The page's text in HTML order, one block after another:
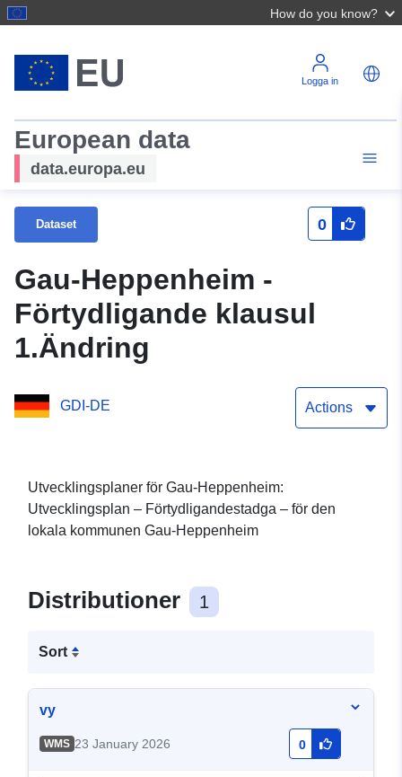
How do you know?
Logga in
European data
data.europa.eu
Dataset 0
Gau-Heppenheim -
Förtydligande klausul
1.Ändring
GDI-DE Actions
Utvecklingsplaner för Gau-Heppenheim:
Utvecklingsplan – Förtydligandestadga – för den
lokala kommunen Gau-Heppenheim
Distributioner 1
Sort
vy
WMS 23 January 2026 0